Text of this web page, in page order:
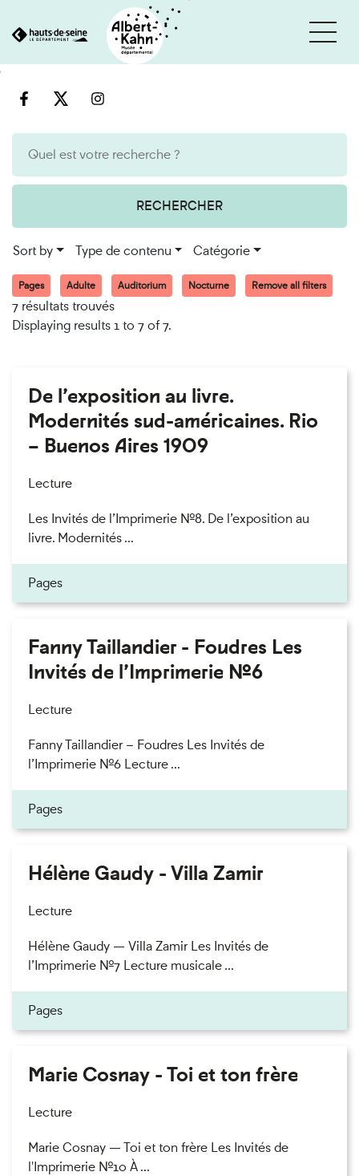
engine
RECHERCHER
Sort by Type de contenu Catégorie
Pages Adulte Auditorium Nocturne Remove all filters
7 résultats trouvés
Displaying results 1 to 7 of 7.
De l’exposition au livre.
Modernités sud-américaines. Rio
– Buenos Aires 1909
Lecture
Les Invités de l’Imprimerie n°8. De l’exposition au
livre. Modernités ...
Pages
Fanny Taillandier - Foudres Les
Invités de l’Imprimerie n°6
Lecture
Fanny Taillandier – Foudres Les Invités de
l’Imprimerie n°6 Lecture ...
Pages
Hélène Gaudy - Villa Zamir
Lecture
Hélène Gaudy — Villa Zamir Les Invités de
l’Imprimerie n°7 Lecture musicale ...
Pages
Marie Cosnay - Toi et ton frère
Lecture
Marie Cosnay — Toi et ton frère Les Invités de
l'Imprimerie n°10 À ...
Cookies management panel